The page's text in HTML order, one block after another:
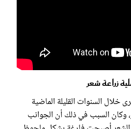
زراعة شعر
خلال السنوات القليلة الماضية
وكان السبب في ذلك أن الجوانب